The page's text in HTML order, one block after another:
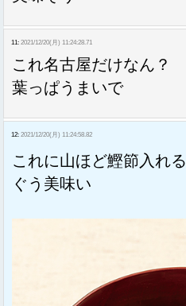
11: 2021/12/20(月) 11:24:28.71
これ名古屋だけなん？
葉っぱうまいで
12: 2021/12/20(月) 11:24:58.82
これに山ほど鰹節入れる
ぐう美味い